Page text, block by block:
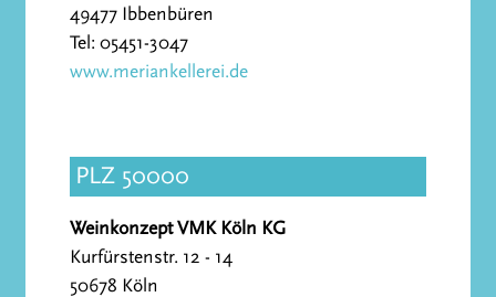
49477 Ibbenbüren
Tel: 05451-3047
www.meriankellerei.de
PLZ 50000
Weinkonzept VMK Köln KG
Kurfürstenstr. 12 - 14
50678 Köln